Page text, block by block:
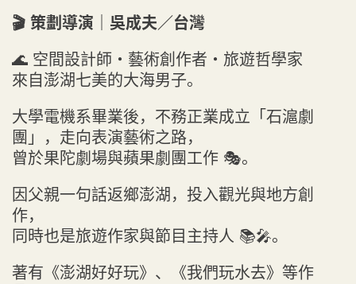
🎬 策劃導演｜吳成夫／台灣
🌊 空間設計師・藝術創作者・旅遊哲學家
來自澎湖七美的大海男子。
大學電機系畢業後，不務正業成立「石滬劇
團」，走向表演藝術之路，
曾於果陀劇場與蘋果劇團工作 🎭。
因父親一句話返鄉澎湖，投入觀光與地方創
作，
同時也是旅遊作家與節目主持人 📚🎤。
著有《澎湖好好玩》、《我們玩水去》等作